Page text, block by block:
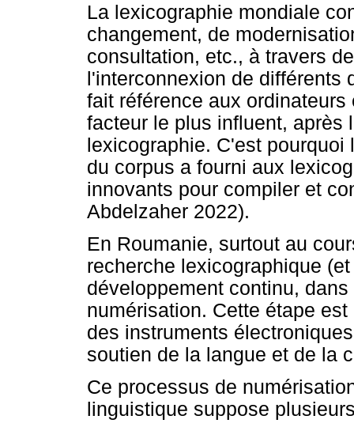
La lexicographie mondiale
changement, de
consultation, etc., à travers
l'interconnexion de différents
fait référence aux
facteur le plus influent, après
lexicographie. C'est
du corpus a fourni aux
innovants pour compiler et
Abdelzaher 2022).
En Roumanie, surtout au
recherche lexicographique
développement continu,
numérisation. Cette étape
des instruments
soutien de la langue et de la
Ce processus de
linguistique suppose